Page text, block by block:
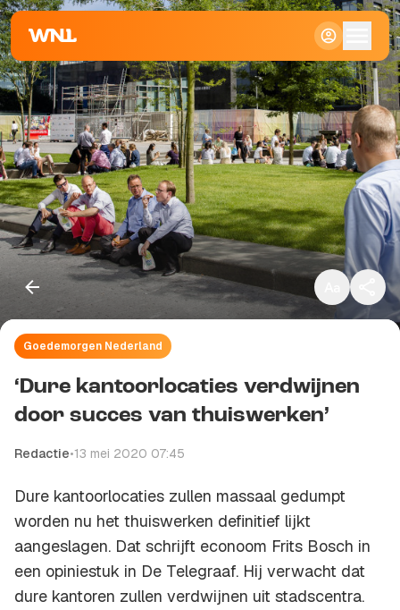
Klein
Standaard
Groot
Goedemorgen Nederland
‘Dure kantoorlocaties verdwijnen
door succes van thuiswerken’
Redactie•13 mei 2020 07:45
Dure kantoorlocaties zullen massaal gedumpt
worden nu het thuiswerken definitief lijkt
aangeslagen. Dat schrijft econoom Frits Bosch in
een opiniestuk in De Telegraaf. Hij verwacht dat
dure kantoren zullen verdwijnen uit stadscentra.